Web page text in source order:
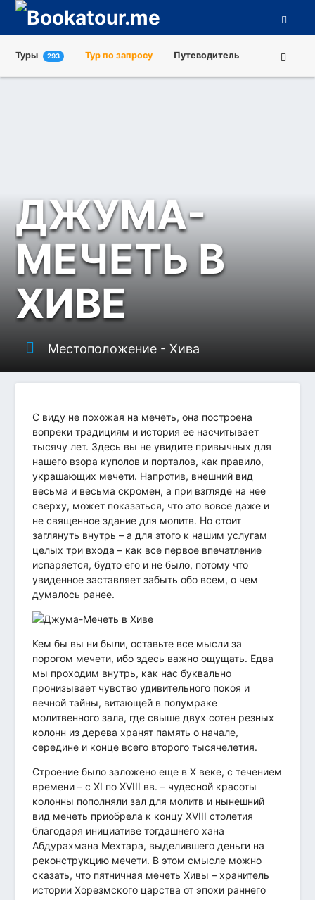
Туры 293 Тур по запросу Путеводитель
ДЖУМА-
МЕЧЕТЬ В
ХИВЕ
Местоположение - Хива
С виду не похожая на мечеть, она построена
вопреки традициям и история ее насчитывает
тысячу лет. Здесь вы не увидите привычных для
нашего взора куполов и порталов, как правило,
украшающих мечети. Напротив, внешний вид
весьма и весьма скромен, а при взгляде на нее
сверху, может показаться, что это вовсе даже и
не священное здание для молитв. Но стоит
заглянуть внутрь – а для этого к нашим услугам
целых три входа – как все первое впечатление
испаряется, будто его и не было, потому что
увиденное заставляет забыть обо всем, о чем
думалось ранее.
Кем бы вы ни были, оставьте все мысли за
порогом мечети, ибо здесь важно ощущать. Едва
мы проходим внутрь, как нас буквально
пронизывает чувство удивительного покоя и
вечной тайны, витающей в полумраке
молитвенного зала, где свыше двух сотен резных
колонн из дерева хранят память о начале,
середине и конце всего второго тысячелетия.
Строение было заложено еще в X веке, с течением
времени – с XI по XVIII вв. – чудесной красоты
колонны пополняли зал для молитв и нынешний
вид мечеть приобрела к концу XVIII столетия
благодаря инициативе тогдашнего хана
Абдурахмана Мехтара, выделившего деньги на
реконструкцию мечети. В этом смысле можно
сказать, что пятничная мечеть Хивы – хранитель
истории Хорезмского царства от эпохи раннего